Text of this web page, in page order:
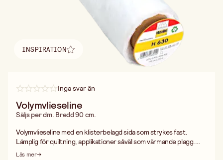
INSPIRATION
Hitta inspiration
Inga svar än
Volymvlieseline
Säljs per dm. Bredd 90 cm.
Volymvlieseline med en klisterbelagd sida som strykes fast.
Lämplig för quiltning, applikationer såväl som värmande plagg.
Även lämplig till gardinomtag. Arbetsbeskrivning medföljer. Tvätt
Läs mer